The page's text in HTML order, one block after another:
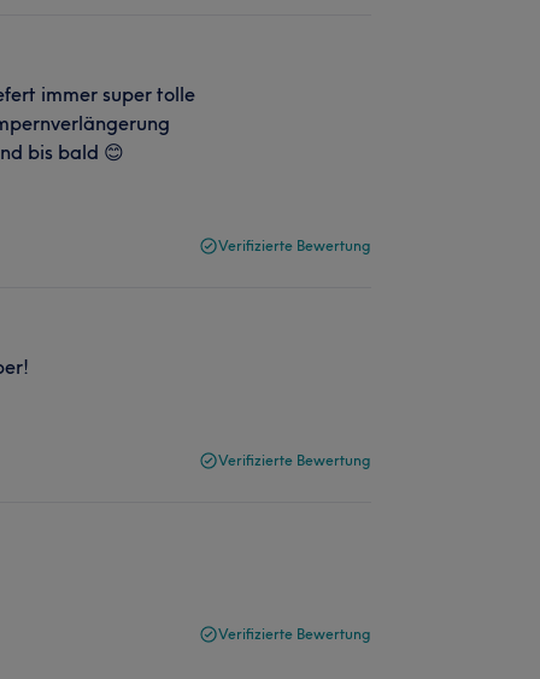
immer super tolle
bis bald 😊
Verifizierte Bewertung
Verifizierte Bewertung
Verifizierte Bewertung